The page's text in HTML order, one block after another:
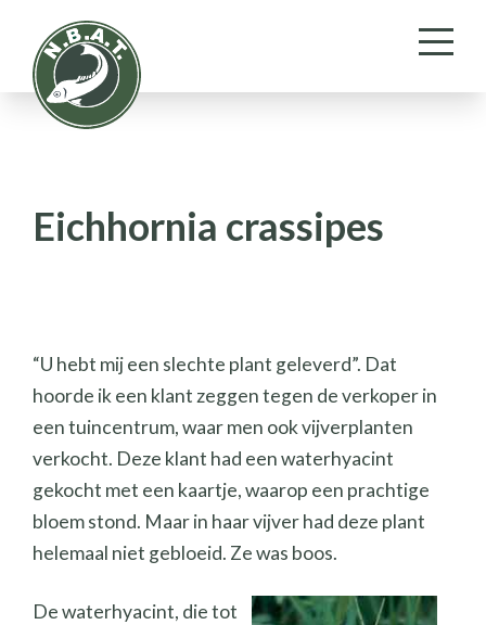
Eichhornia crassipes
“U hebt mij een slechte plant geleverd”. Dat
hoorde ik een klant zeggen tegen de verkoper in
een tuincentrum, waar men ook vijverplanten
verkocht. Deze klant had een waterhyacint
gekocht met een kaartje, waarop een prachtige
bloem stond. Maar in haar vijver had deze plant
helemaal niet gebloeid. Ze was boos.
De waterhyacint, die tot